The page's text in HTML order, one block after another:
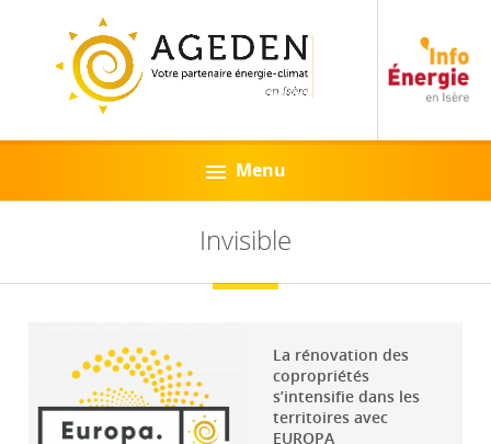
Menu
Invisible
La rénovation des
copropriétés
s’intensifie dans les
territoires avec
EUROPA